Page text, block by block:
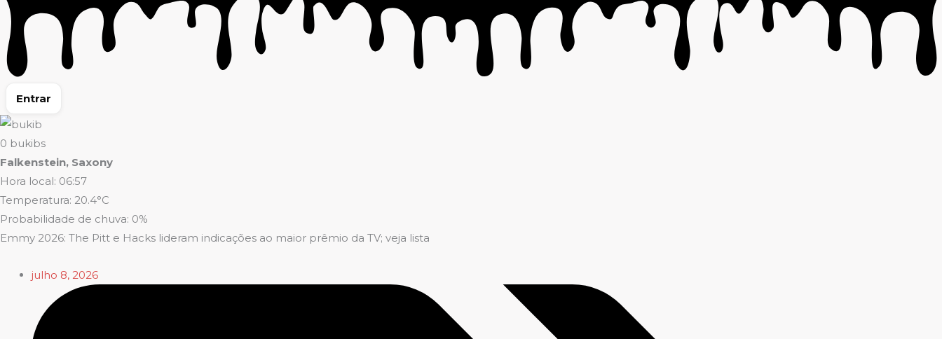
Entrar
0 bukibs
Falkenstein, Saxony
Hora local: 06:57
Temperatura: 20.4°C
Probabilidade de chuva: 0%
Emmy 2026: The Pitt e Hacks lideram indicações ao maior prêmio da TV; veja lista
julho 8, 2026